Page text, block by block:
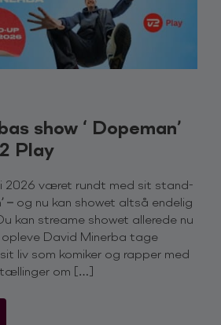
show ‘ Dopeman’
Play
2026 været rundt med sit stand-
– og nu kan showet altså endelig
kan streame showet allerede nu
opleve David Minerba tage
liv som komiker og rapper med
om […]